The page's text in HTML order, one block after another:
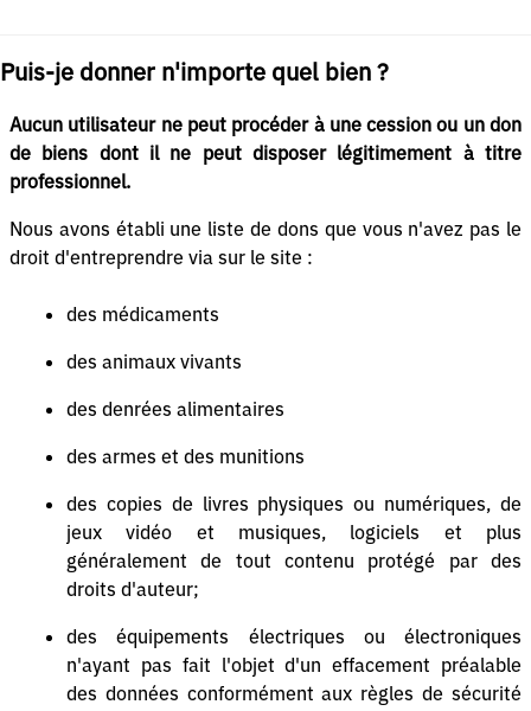
Puis-je donner n'importe quel bien ?
Aucun utilisateur ne peut procéder à une cession ou un don
de biens dont il ne peut disposer légitimement à titre
professionnel.
Nous avons établi une liste de dons que vous n'avez pas le
droit d'entreprendre via sur le site :
des médicaments
des animaux vivants
des denrées alimentaires
des armes et des munitions
des copies de livres physiques ou numériques, de
jeux vidéo et musiques, logiciels et plus
généralement de tout contenu protégé par des
droits d'auteur;
des équipements électriques ou électroniques
n'ayant pas fait l'objet d'un effacement préalable
des données conformément aux règles de sécurité